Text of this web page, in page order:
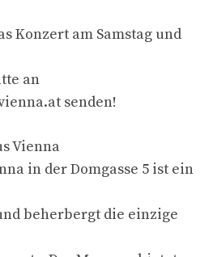
Konzert am Samstag und
an
senden!
Vienna
in der Domgasse 5 ist ein
beherbergt die einzige